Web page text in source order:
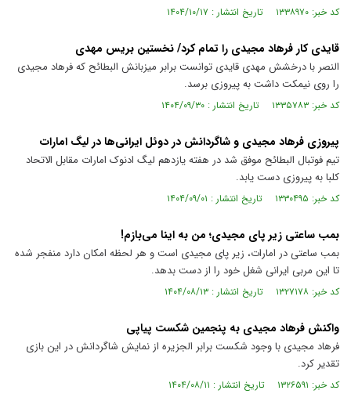
کد خبر: ۱۳۳۸۹۷۰ تاریخ انتشار : ۱۴۰۴/۱۰/۱۷
قایدی کار فرهاد مجیدی را تمام کرد/ نخستین بریس مهدی
النصر با درخشش مهدی قایدی توانست برابر میزبانش البطائح که فرهاد مجیدی
را روی نیمکت داشت به پیروزی برسد.
کد خبر: ۱۳۳۵۷۸۳ تاریخ انتشار : ۱۴۰۴/۰۹/۳۰
پیروزی فرهاد مجیدی و شاگردانش در دوئل ایرانی‌ها در لیگ امارات
تیم فوتبال البطائح موفق شد در هفته یازدهم لیگ ادنوک امارات مقابل الاتحاد
کلبا به پیروزی دست یابد.
کد خبر: ۱۳۳۰۴۹۵ تاریخ انتشار : ۱۴۰۴/۰۹/۰۱
بمب ساعتی زیر پای مجیدی؛ من به اینا می‌بازم!
بمب ساعتی در امارات، زیر پای مجیدی است و هر لحظه امکان دارد منفجر شده
تا این مربی ایرانی شغل خود را از دست بدهد.
کد خبر: ۱۳۲۷۱۷۸ تاریخ انتشار : ۱۴۰۴/۰۸/۱۳
واکنش فرهاد مجیدی به پنجمین شکست پیاپی
فرهاد مجیدی با وجود شکست برابر الجزیره از نمایش شاگردانش در این بازی
تقدیر کرد.
کد خبر: ۱۳۲۶۵۹۱ تاریخ انتشار : ۱۴۰۴/۰۸/۱۱